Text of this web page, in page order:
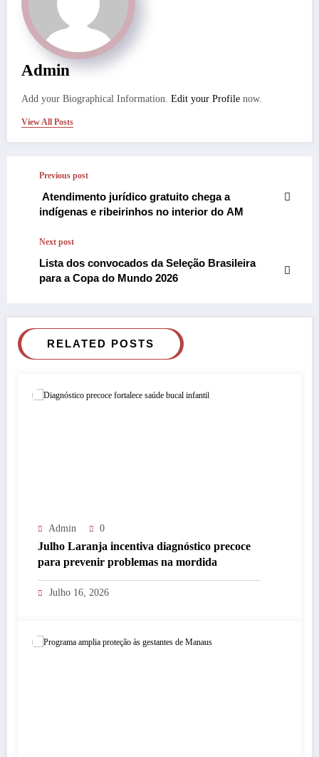
Admin
Add your Biographical Information. Edit your Profile now.
View All Posts
Previous post
Atendimento jurídico gratuito chega a
indígenas e ribeirinhos no interior do AM
Next post
Lista dos convocados da Seleção Brasileira
para a Copa do Mundo 2026
RELATED POSTS
Admin 0
Julho Laranja incentiva diagnóstico precoce
para prevenir problemas na mordida
Julho 16, 2026